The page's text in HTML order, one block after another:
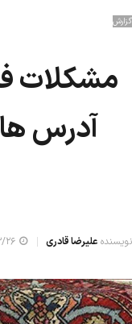
گزارش
مشکلات
آدرس
نویسنده علیرضا قادری